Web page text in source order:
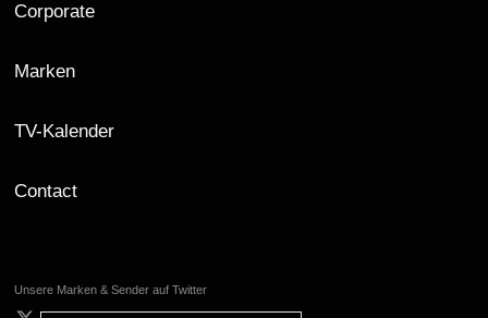
Corporate
Marken
TV-Kalender
Contact
Unsere Marken & Sender auf Twitter